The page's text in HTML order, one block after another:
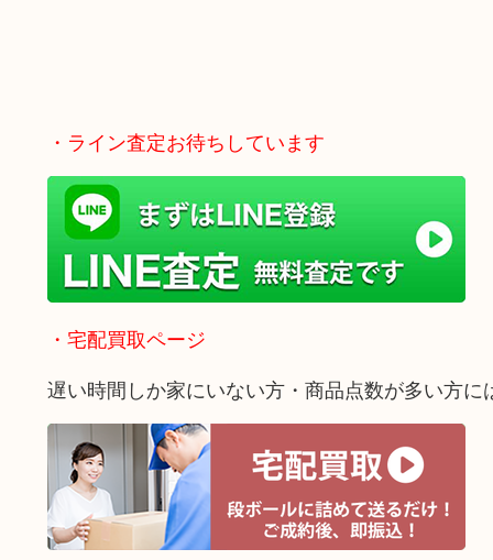
・ライン査定お待ちしています
・宅配買取ページ
遅い時間しか家にいない方・商品点数が多い方に